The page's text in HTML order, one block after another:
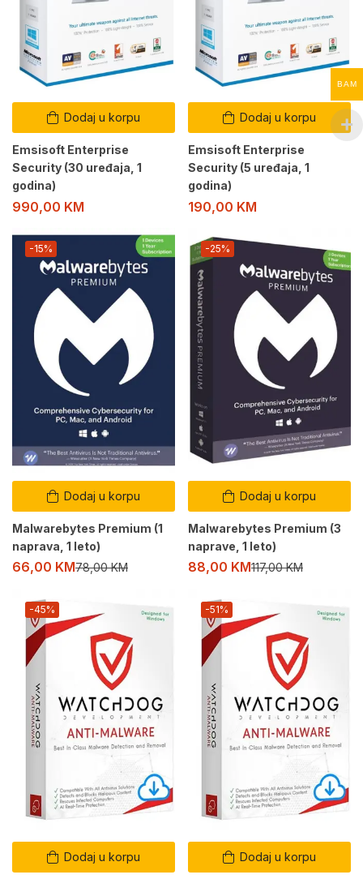
Dodaj u korpu
Emsisoft Enterprise
Security (30 uređaja, 1
godina)
990,00 KM
Dodaj u korpu
Emsisoft Enterprise
Security (5 uređaja, 1
godina)
190,00 KM
Dodaj u korpu
-15%
Malwarebytes Premium (1
naprava, 1 leto)
66,00 KM78,00KM
Dodaj u korpu
-25%
Malwarebytes Premium (3
naprave, 1 leto)
88,00 KM117,00KM
Dodaj u korpu
-45%
Dodaj u korpu
-51%
BAM